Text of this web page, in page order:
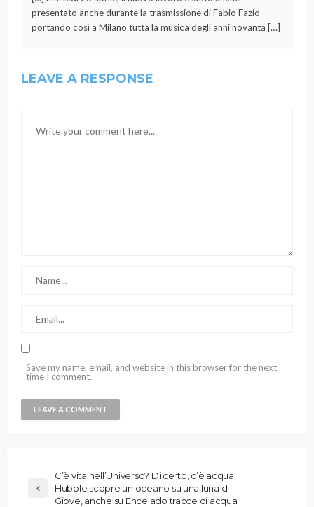
presentato anche durante la trasmissione di Fabio Fazio
portando così a Milano tutta la musica degli anni novanta […]
LEAVE A RESPONSE
Save my name, email, and website in this browser for the next
time I comment.
C’è vita nell’Universo? Di certo, c’è acqua!
Hubble scopre un oceano su una luna di
Giove, anche su Encelado tracce di acqua